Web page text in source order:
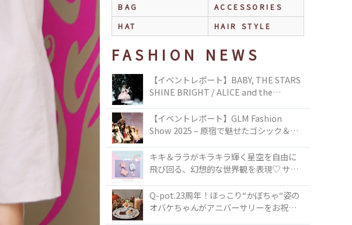
BAG
ACCESSORIES
HAT
HAIR STYLE
FASHION NEWS
【イベントレポート】BABY, THE STARS
SHINE BRIGHT / ALICE and the
TOKYO
【イベントレポート】GLM Fashion
Show 2025 – 原宿で魅せたゴシック＆ロ
キキ＆ララがキラキラ輝く星空を自由に
飛び回る、幻想的な世界観を表現♡ サマ
50周年アニバーサリーイヤー』を記念し
たコレクションが登場
Q-pot.23周年！ほっこり“かぼちゃ“姿の
オバケちゃんがアニバーサリーをお祝い